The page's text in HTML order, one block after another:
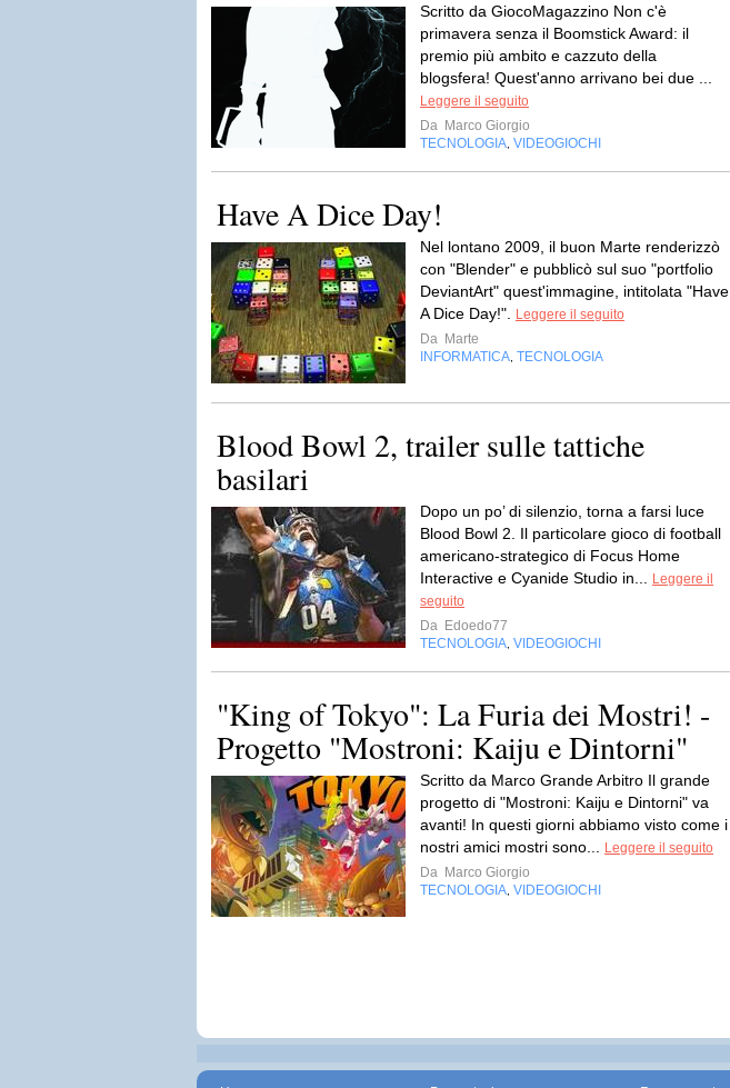
Scritto da GiocoMagazzino Non c'è
primavera senza il Boomstick Award: il
premio più ambito e cazzuto della
blogsfera! Quest'anno arrivano bei due ...
Leggere il seguito
Da Marco Giorgio
TECNOLOGIA VIDEOGIOCHI
Have A Dice Day!
Nel lontano 2009, il buon Marte renderizzò
con "Blender" e pubblicò sul suo "portfolio
DeviantArt" quest'immagine, intitolata "Have
A Dice Day!".
Leggere il seguito
Da Marte
INFORMATICA TECNOLOGIA
Blood Bowl 2, trailer sulle tattiche
basilari
Dopo un po’ di silenzio, torna a farsi luce
Blood Bowl 2. Il particolare gioco di football
americano-strategico di Focus Home
Interactive e Cyanide Studio in...
Leggere il
seguito
Da Edoedo77
TECNOLOGIA VIDEOGIOCHI
"King of Tokyo": La Furia dei Mostri! -
Progetto "Mostroni: Kaiju e Dintorni"
Scritto da Marco Grande Arbitro Il grande
progetto di "Mostroni: Kaiju e Dintorni" va
avanti! In questi giorni abbiamo visto come i
nostri amici mostri sono...
Leggere il seguito
Da Marco Giorgio
TECNOLOGIA VIDEOGIOCHI